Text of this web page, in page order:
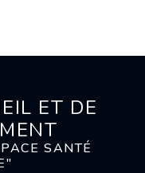
ET DE
SANTÉ